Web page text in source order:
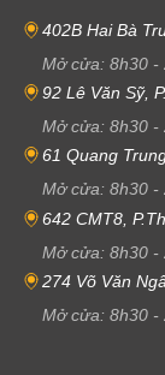
402B Hai Bà
Mở cửa: 8h30 -
92 Lê Văn Sỹ,
Mở cửa: 8h30 -
61 Quang
Mở cửa: 8h30 -
642 CMT8,
Mở cửa: 8h30 -
274 Võ Văn
Mở cửa: 8h30 -